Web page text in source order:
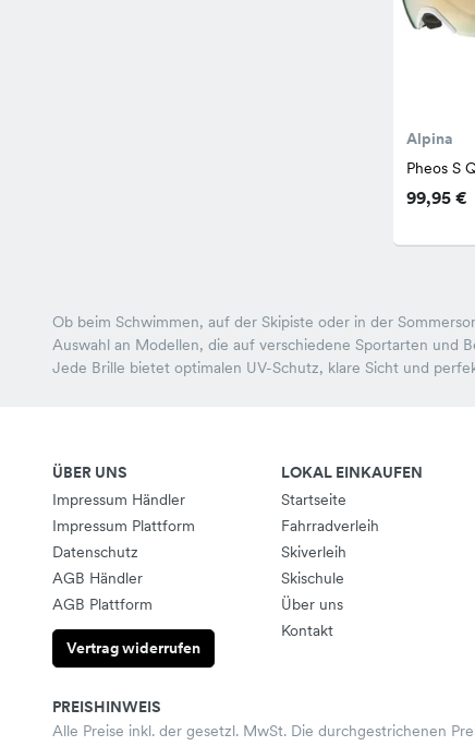
Alpina
Pheos S
99,95 €
Ob beim Schwimmen, auf der Skipiste oder in der
Auswahl an Modellen, die auf verschiedene Sportarten und
Jede Brille bietet optimalen UV-Schutz, klare Sicht und
ÜBER UNS
Impressum Händler
Impressum Plattform
Datenschutz
AGB Händler
AGB Plattform
Vertrag widerrufen
LOKAL EINKAUFEN
Startseite
Fahrradverleih
Skiverleih
Skischule
Über uns
Kontakt
PREISHINWEIS
Alle Preise inkl. der gesetzl. MwSt. Die durchgestrichenen